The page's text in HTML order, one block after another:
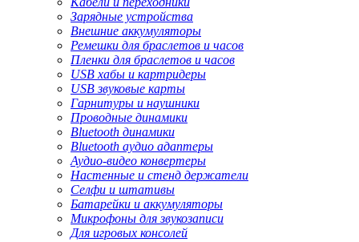
Зарядные устройства
Внешние аккумуляторы
Ремешки для браслетов и часов
Пленки для браслетов и часов
USB хабы и картридеры
USB звуковые карты
Гарнитуры и наушники
Проводные динамики
Bluetooth динамики
Bluetooth аудио адаптеры
Аудио-видео конвертеры
Настенные и стенд держатели
Селфи и штативы
Батарейки и аккумуляторы
Микрофоны для звукозаписи
Для игровых консолей